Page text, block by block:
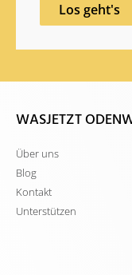
Los geht's
WASJETZT
Über uns
Blog
Kontakt
Unterstützen